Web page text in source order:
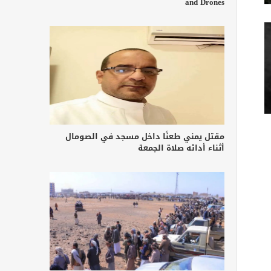
مقتل يمني طعنًا داخل مسجد في الصومال
أثناء أدائه صلاة الجمعة